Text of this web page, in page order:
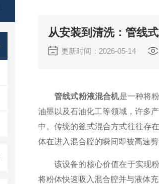
从安装到清洗：管线
更新时间：2026-05-14
管线式粉液混合机是一种将
油墨以及石油化工等领域，许多
中。传统的釜式混合方式往往存
体在进入混合腔的瞬间即被高速
该设备的核心价值在于实现粉
将粉体快速吸入混合腔并与液体